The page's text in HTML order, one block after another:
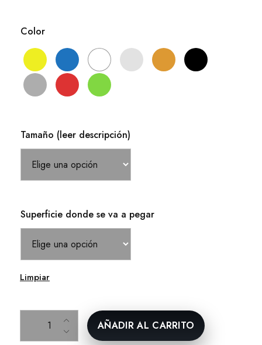
Color
Tamaño (leer descripción)
Superficie donde se va a pegar
Limpiar
Yoda y baby Yoda cantidad
AÑADIR AL CARRITO